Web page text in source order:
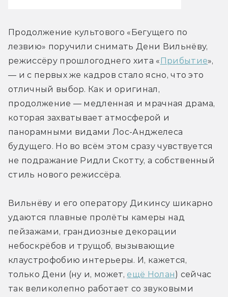
Продолжение культового «Бегущего по
лезвию» поручили снимать Дени Вильнёву,
режиссёру прошлогоднего хита «Прибытие»,
— и с первых же кадров стало ясно, что это
отличный выбор. Как и оригинал,
продолжение — медленная и мрачная драма,
которая захватывает атмосферой и
панорамными видами Лос-Анджелеса
будущего. Но во всём этом сразу чувствуется
не подражание Ридли Скотту, а собственный
стиль нового режиссёра.
Вильнёву и его оператору Дикинсу шикарно
удаются плавные пролёты камеры над
пейзажами, грандиозные декорации
небоскрёбов и трущоб, вызывающие
клаустрофобию интерьеры. И, кажется,
только Дени (ну и, может, ещё Нолан) сейчас
так великолепно работает со звуковыми